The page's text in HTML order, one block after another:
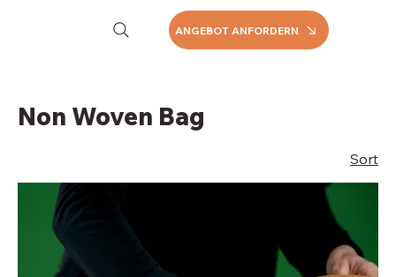
ANGEBOT ANFORDERN
Non Woven Bag
Sort